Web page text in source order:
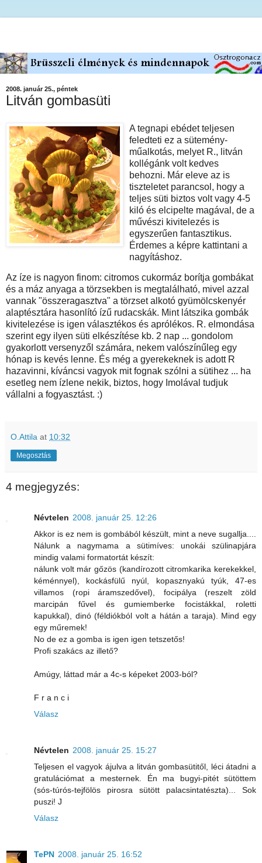
2008. január 25., péntek
Litván gombasüti
A tegnapi ebédet teljesen
feledteti ez a sütemény-
műalkotás, melyet R., litván
kollégánk volt kedves
behozni. Már eleve az is
tiszteletet parancsol, hogy a
teljes süti biztos volt vagy 4-5
kiló és elcipelte magával, de a
művészi kivitelezés is
egyszerűen fantasztikus.
Érdemes a képre kattintani a
nagyításhoz.
Az íze is nagyon finom: citromos cukormáz borítja gombákat
és a máz anyaga a törzsekben is megtalálható, mivel azzal
vannak "összeragasztva" a törzset alkotó gyümölcskenyér
alaptésztára hasonlító ízű rudacskák. Mint látszika gombák
kivitelezése is igen választékos és aprólékos. R. elmondása
szerint egy ilyen süti elkészítése kb. 2 nap ... gondolom
gyakorlott versenyzől számára, nekem valószínűleg egy
hónap is kevés lenne. És még a gyerekeknek is adott R
hazavinni, kíváncsi vagyok mit fognak szólni a sütihez ... ha
esetleg nem ízlene nekik, biztos, hogy Imolával tudjuk
vállalni a fogyasztást. :)
O.Attila at 10:32
Megosztás
4 megjegyzés:
Névtelen 2008. január 25. 12:26
Akkor is ez nem is gombából készült, mint a neve sugallja....
Nálunk a nagymama a sütimíves: unokái szülinapjára
mindig valami formatortát készít:
nálunk volt már gőzös (kandírozott citromkarika kerekekkel,
kéménnyel), kockásfülű nyúl, kopasznyakú tyúk, 47-es
villamos (ropi áramszedővel), focipálya (reszelt zöld
marcipán fűvel és gumiemberke focistákkal, roletti
kapukkal), dinó (féldiókból volt a hátán a taraja). Mind egy
egy műremek!
No de ez a gomba is igen igen tetszetős!
Profi szakács az illető?
Amúgy, láttad már a 4c-s képeket 2003-ból?
F r a n c i
Válasz
Névtelen 2008. január 25. 15:27
Teljesen el vagyok ájulva a litván gombasütitől, léci átadni a
gratulációmat a mesternek. Én ma bugyi-pitét sütöttem
(sós-túrós-tejfölös pirosra sütött palacsintatészta)... Sok
puszi! J
Válasz
TePN 2008. január 25. 16:52